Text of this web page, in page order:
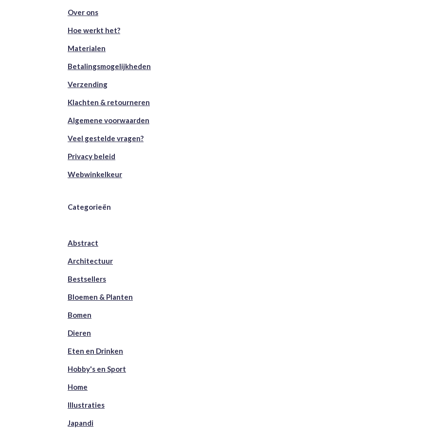
Over ons
Hoe werkt het?
Materialen
Betalingsmogelijkheden
Verzending
Klachten & retourneren
Algemene voorwaarden
Veel gestelde vragen?
Privacy beleid
Webwinkelkeur
Categorieën
Abstract
Architectuur
Bestsellers
Bloemen & Planten
Bomen
Dieren
Eten en Drinken
Hobby's en Sport
Home
Illustraties
Japandi